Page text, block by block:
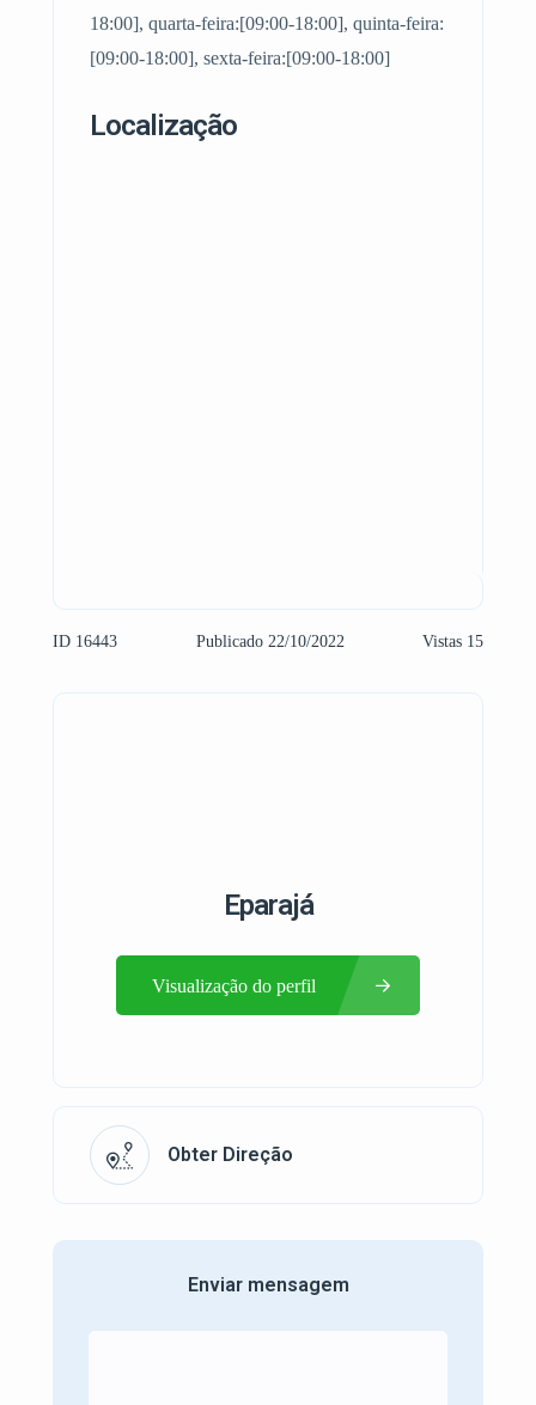
18:00], quarta-feira:[09:00-18:00], quinta-feira:
[09:00-18:00], sexta-feira:[09:00-18:00]
Localização
ID 16443 Publicado 22/10/2022 Vistas 15
Eparajá
Visualização do perfil
Obter Direção
Enviar mensagem